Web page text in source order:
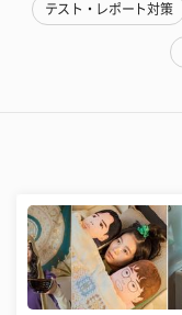
テスト・レポート対策